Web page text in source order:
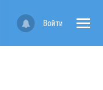
Войти